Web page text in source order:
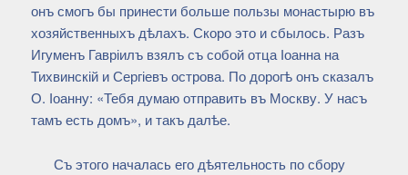
онъ смогъ бы принести больше пользы монастырю въ
хозяйственныхъ дѣлахъ. Скоро это и сбылось. Разъ
Игуменъ Гавріилъ взялъ съ собой отца Іоанна на
Тихвинскій и Сергіевъ острова. По дорогѣ онъ сказалъ
О. Іоанну: «Тебя думаю отправить въ Москву. У насъ
тамъ есть домъ», и такъ далѣе.
Съ этого началась его дѣятельность по сбору